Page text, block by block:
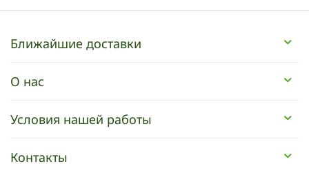
Ближайшие доставки
О нас
Условия нашей работы
Контакты